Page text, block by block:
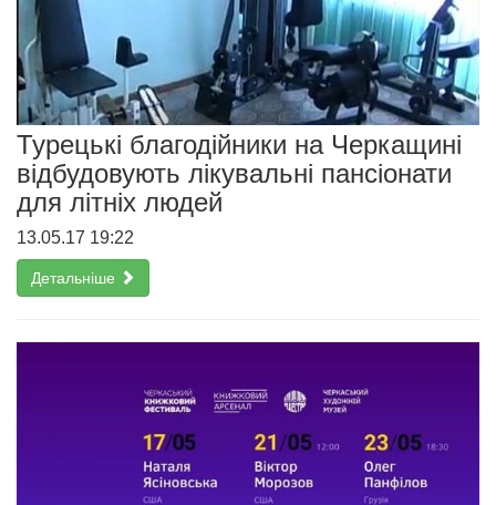
Турецькі благодійники на Черкащині
відбудовують лікувальні пансіонати
для літніх людей
13.05.17 19:22
Детальніше